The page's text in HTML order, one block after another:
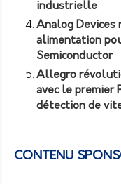
industrielle
Analog Devices
alimentation
Semiconductor
Allegro
avec le premier
détection de
CONTENU